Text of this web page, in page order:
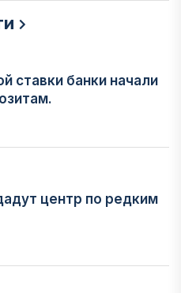
ставки банки начали
центр по редким